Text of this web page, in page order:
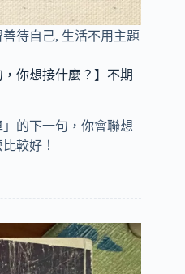
善待自己, 生活不用主題
你想接什麼？】不期
的下一句，你會聯想
較好！